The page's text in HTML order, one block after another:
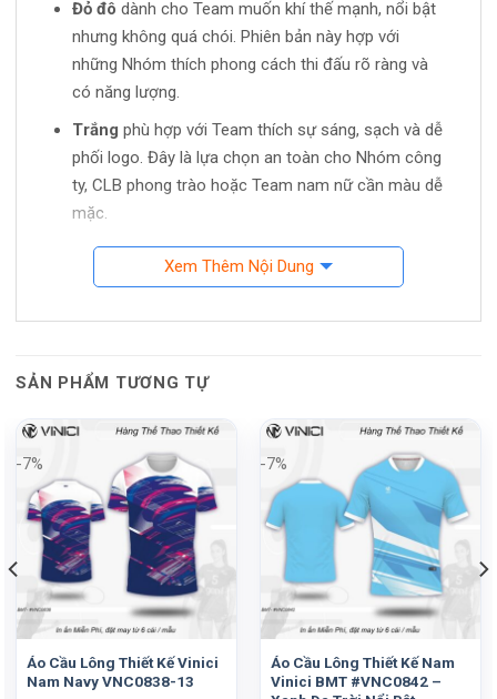
Đỏ đô dành cho Team muốn khí thế mạnh, nổi bật
nhưng không quá chói. Phiên bản này hợp với
những Nhóm thích phong cách thi đấu rõ ràng và
có năng lượng.
Trắng phù hợp với Team thích sự sáng, sạch và dễ
phối logo. Đây là lựa chọn an toàn cho Nhóm công
ty, CLB phong trào hoặc Team nam nữ cần màu dễ
mặc.
Xanh bíchtạo cảm giác thể thao, mạnh và dễ
nhận diện. Màu này hợp với Team trẻ, Nhóm thích
thiện hơn. Phiên bản này hợp với Team sinh viên,
trung.
Xanh ve chailà phiên bản chững nhất trong bộ
Skyblaze. Màu này hợp với CLB muốn đồng phục
có chiều sâu, ít kén người mặc và nhìn trưởng
thành hơn.
Chất liệu cần đủ thoáng cho nhịp
cầu lông
Cầu lông là môn vận động liên tục. Người chơi cần áo
Xem Thêm Nội Dung
SẢN PHẨM TƯƠNG TỰ
-7%
Áo Cầu Lông Thiết Kế Vinici
Nam Navy VNC0838-13
-7%
Áo Cầu Lông Thiết Kế Nam
Vinici BMT #VNC0842 –